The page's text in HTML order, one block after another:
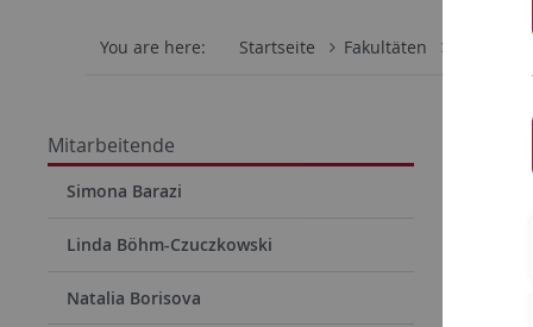
You are here: Startseite Fakultäten
Mitarbeitende
Simona Barazi
Linda Böhm-Czuczkowski
Natalia Borisova